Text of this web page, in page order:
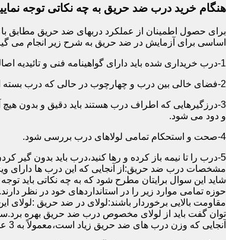
هنگام خرید درب ضد حریق به چه نکاتی توجه
اساسی برای آزمایش در ضد حریق به شرح زیر انجام می
1-درب خریداری شده باید دارای گواهینامه فنی و تائیدیه اصالت کالا از سازمان آتش نشانی باشد.
2-فضای خالی بین درب و چهارچوب در حالی که درب بسته است،باید 4 میلیمتر از قسمت بالا و اطراف باشد.این فاصله در پایین درب می تواند تا 8 میلیمتر باشد.به عبارتی نور نباید از پایین درب درز نماید.
3-درزگیرهایی که اطراف درب هستند باید دقیق و بدون
و دود می شود.
4-صحت و استحکام تمامی لولاهای درب بررسی شود.
5-درب را تا نیمه باز کرده و رها کنید،درب باید بدون گیر کردن کاملاً بسته شود.
مشخصات درب ضد حریق:از آنجایی که این درب ها دارای
شاید این سوال برایتان مطرح شود که به چه نکاتی باید
حوزه تمامی موارد زیر را در استانداردهای خود در نظر
توان گفت باید از لولای مخصوص درب ضد حریق بهره
آنجایی که وزن درب های ضد حریق زیاد است،معمولاً به 3 عدد لولا نیاز دارند.در حالیکه درب های معمولی با وزن پایین دارای 2 عدد لولا هستند.